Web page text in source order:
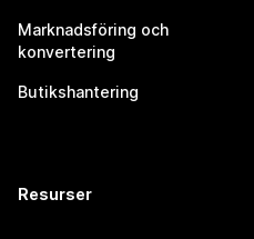
Marknadsföring och
konvertering
Butikshantering
Resurser